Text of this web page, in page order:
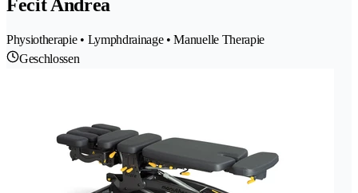
Fecit Andrea
Physiotherapie • Lymphdrainage • Manuelle Therapie
Geschlossen